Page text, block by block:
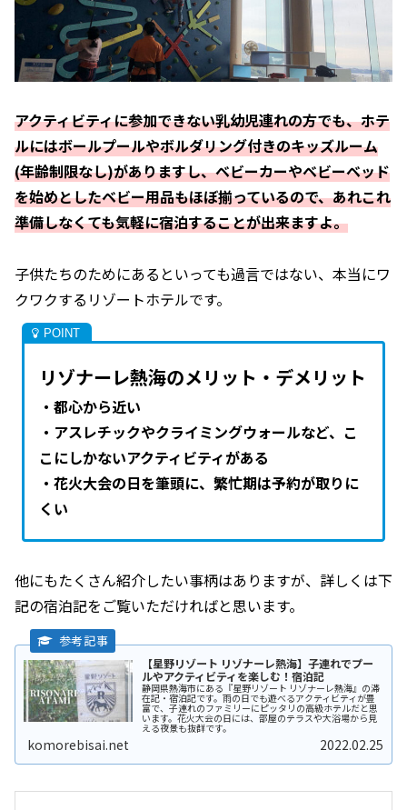
アクティビティに参加できない乳幼児連れの方でも、ホテ
ルにはボールプールやボルダリング付きのキッズルーム
(年齢制限なし)がありますし、ベビーカーやベビーベッド
を始めとしたベビー用品もほぼ揃っているので、あれこれ
準備しなくても気軽に宿泊することが出来ますよ。
子供たちのためにあるといっても過言ではない、本当にワ
クワクするリゾートホテルです。
リゾナーレ熱海のメリット・デメリット
・都心から近い
・アスレチックやクライミングウォールなど、こ
こにしかないアクティビティがある
・花火大会の日を筆頭に、繁忙期は予約が取りに
くい
他にもたくさん紹介したい事柄はありますが、詳しくは下
記の宿泊記をご覧いただければと思います。
【星野リゾート リゾナーレ熱海】子連れでプー
ルやアクティビティを楽しむ！宿泊記
静岡県熱海市にある『星野リゾート リゾナーレ熱海』の滞
在記・宿泊記です。雨の日でも遊べるアクティビティが豊
富で、子連れのファミリーにピッタリの高級ホテルだと思
います。花火大会の日には、部屋のテラスや大浴場から見
える夜景も抜群です。
komorebisai.net 2022.02.25